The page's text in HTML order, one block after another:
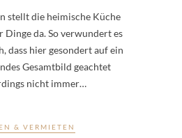
stellt die heimische Küche
Dinge da. So verwundert es
dass hier gesondert auf ein
Gesamtbild geachtet
nicht immer…
& VERMIETEN